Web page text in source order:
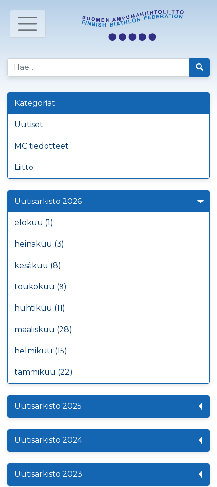
Kategoriat
Uutiset
MC tiedotteet
Liitto
Uutisarkisto 2026
elokuu (1)
heinäkuu (3)
kesäkuu (8)
toukokuu (9)
huhtikuu (11)
maaliskuu (28)
helmikuu (15)
tammikuu (22)
Uutisarkisto 2025
Uutisarkisto 2024
Uutisarkisto 2023